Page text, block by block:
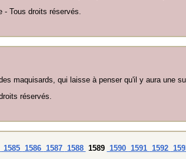
- Tous droits réservés.
maquisards, qui laisse à penser qu'il y aura une
réservés.
1585 1586 1587 1588 1589 1590 1591 1592